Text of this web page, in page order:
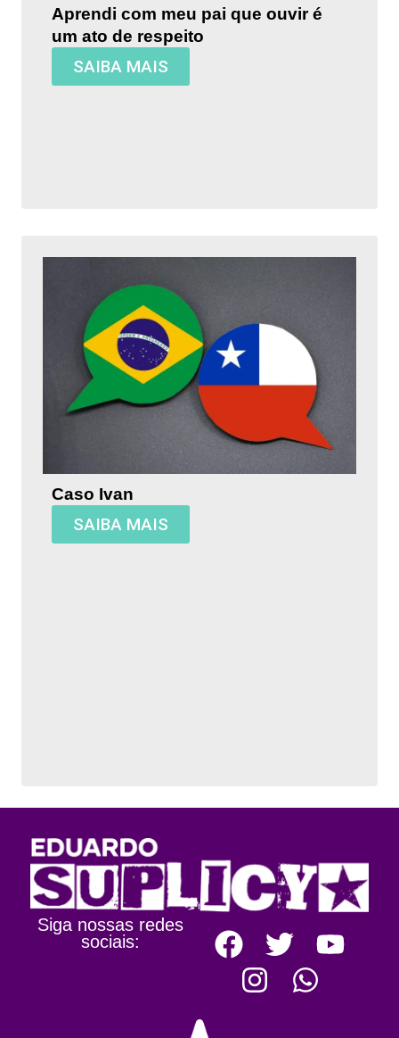
Aprendi com meu pai que ouvir é
um ato de respeito
SAIBA MAIS
Caso Ivan
SAIBA MAIS
Siga nossas redes
sociais: